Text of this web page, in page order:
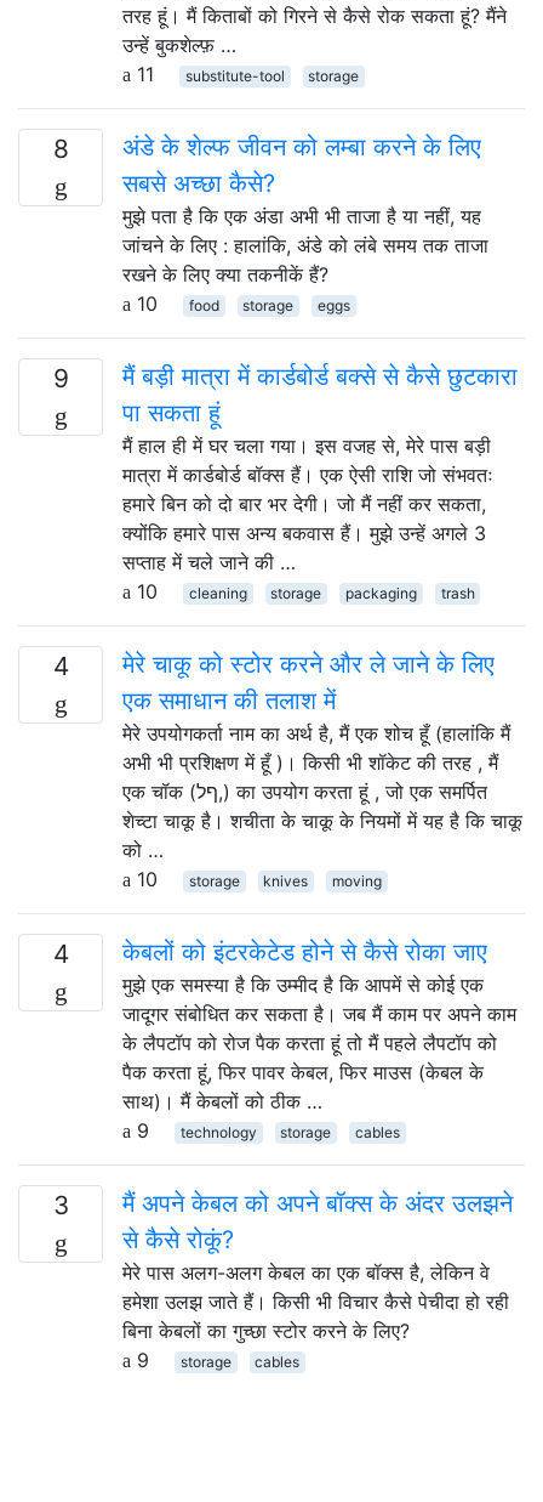
तरह हूं। मैं किताबों को गिरने से कैसे रोक सकता हूं? मैंने
उन्हें बुकशेल्फ़ …
11
substitute-tool storage
8
अंडे के शेल्फ जीवन को लम्बा करने के लिए
सबसे अच्छा कैसे?
मुझे पता है कि एक अंडा अभी भी ताजा है या नहीं, यह
जांचने के लिए : हालांकि, अंडे को लंबे समय तक ताजा
रखने के लिए क्या तकनीकें हैं?
10
food storage eggs
9
मैं बड़ी मात्रा में कार्डबोर्ड बक्से से कैसे छुटकारा
पा सकता हूं
मैं हाल ही में घर चला गया। इस वजह से, मेरे पास बड़ी
मात्रा में कार्डबोर्ड बॉक्स हैं। एक ऐसी राशि जो संभवतः
हमारे बिन को दो बार भर देगी। जो मैं नहीं कर सकता,
क्योंकि हमारे पास अन्य बकवास हैं। मुझे उन्हें अगले 3
सप्ताह में चले जाने की …
10
cleaning storage packaging trash
4
मेरे चाकू को स्टोर करने और ले जाने के लिए
एक समाधान की तलाश में
मेरे उपयोगकर्ता नाम का अर्थ है, मैं एक शोच हूँ (हालांकि मैं
अभी भी प्रशिक्षण में हूँ )। किसी भी शॉकेट की तरह , मैं
एक चॉक (ףל,) का उपयोग करता हूं , जो एक समर्पित
शेच्टा चाकू है। शचीता के चाकू के नियमों में यह है कि चाकू
को …
10
storage knives moving
4 केबलों को इंटरकेटेड होने से कैसे रोका जाए
मुझे एक समस्या है कि उम्मीद है कि आपमें से कोई एक
जादूगर संबोधित कर सकता है। जब मैं काम पर अपने काम
के लैपटॉप को रोज पैक करता हूं तो मैं पहले लैपटॉप को
पैक करता हूं, फिर पावर केबल, फिर माउस (केबल के
साथ)। मैं केबलों को ठीक …
9
technology storage cables
3
मैं अपने केबल को अपने बॉक्स के अंदर उलझने
से कैसे रोकूं?
मेरे पास अलग-अलग केबल का एक बॉक्स है, लेकिन वे
हमेशा उलझ जाते हैं। किसी भी विचार कैसे पेचीदा हो रही
बिना केबलों का गुच्छा स्टोर करने के लिए?
9
storage cables